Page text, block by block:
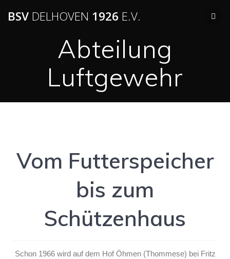
BSV DELHOVEN 1926 E.V.
Abteilung
Luftgewehr
Vom Futterspeicher
bis zum
Schützenhaus
Schon 1966 wird auf dem Hof Öhmen (Thommese) bei Fritz